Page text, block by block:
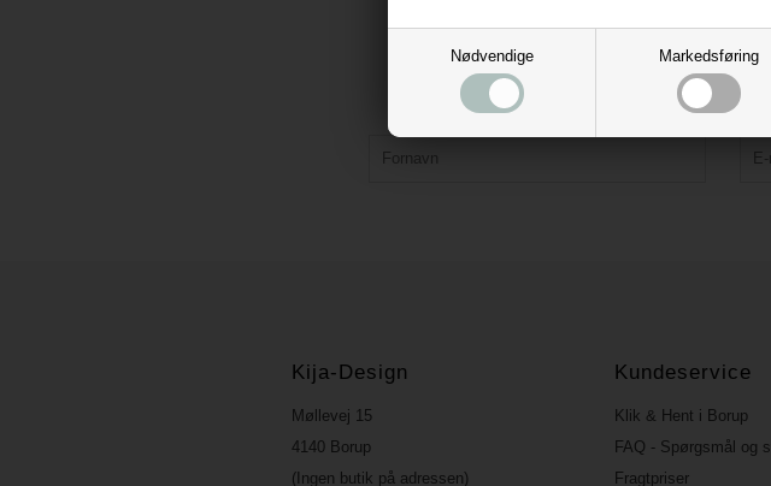
Nødvendige Markedsføring
Bliv forkælet med
Rabatkoden
Kija-Design
Møllevej 15
4140 Borup
(Ingen butik på adressen)
Kundeservice
Klik & Hent i Borup
FAQ - Spørgsmål og
Fragtpriser